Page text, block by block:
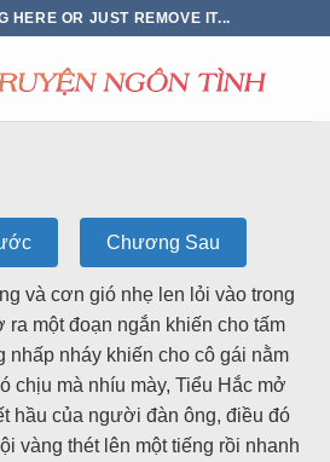
HERE OR JUST REMOVE IT...
Chương Sau
và cơn gió nhẹ len lỏi vào trong
một đoạn ngắn khiến cho tấm
nhấp nháy khiến cho cô gái nằm
chịu mà nhíu mày, Tiểu Hắc mở
hầu của người đàn ông, điều đó
vàng thét lên một tiếng rồi nhanh